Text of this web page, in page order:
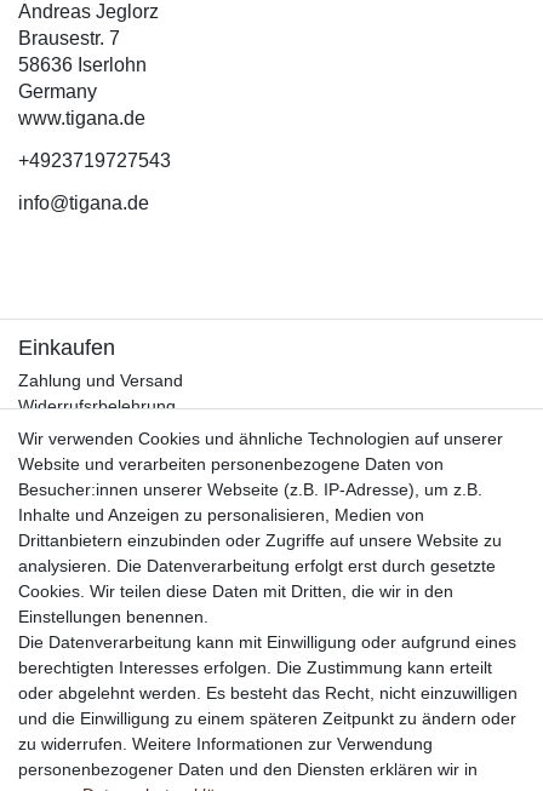
Andreas Jeglorz
Brausestr. 7
58636 Iserlohn
Germany
www.tigana.de
+4923719727543
info@tigana.de
Einkaufen
Zahlung und Versand
Widerrufsrbelehrung
Warenkorb
Zur Kasse
Mein Konto
Registrieren
Login
Unternehmen
Datenschutzerklärung
AGB und Kundeninformationen
Impressum
Kaufvertrag widerrufen
Wir verwenden Cookies und ähnliche Technologien auf unserer
Website und verarbeiten personenbezogene Daten von
Besucher:innen unserer Webseite (z.B. IP-Adresse), um z.B.
Inhalte und Anzeigen zu personalisieren, Medien von
Drittanbietern einzubinden oder Zugriffe auf unsere Website zu
analysieren. Die Datenverarbeitung erfolgt erst durch gesetzte
Cookies. Wir teilen diese Daten mit Dritten, die wir in den
Einstellungen benennen.
Die Datenverarbeitung kann mit Einwilligung oder aufgrund eines
berechtigten Interesses erfolgen. Die Zustimmung kann erteilt
oder abgelehnt werden. Es besteht das Recht, nicht einzuwilligen
und die Einwilligung zu einem späteren Zeitpunkt zu ändern oder
zu widerrufen. Weitere Informationen zur Verwendung
personenbezogener Daten und den Diensten erklären wir in